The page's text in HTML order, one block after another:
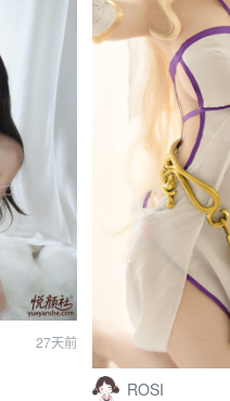
27天前
ROSI